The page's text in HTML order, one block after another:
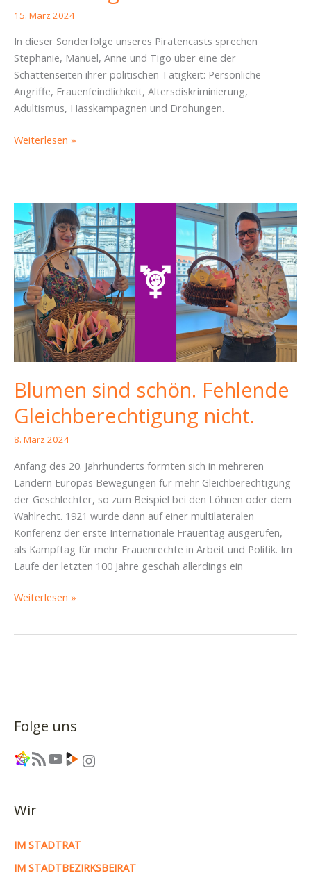
15. März 2024
In dieser Sonderfolge unseres Piratencasts sprechen
Stephanie, Manuel, Anne und Tigo über eine der
Schattenseiten ihrer politischen Tätigkeit: Persönliche
Angriffe, Frauenfeindlichkeit, Altersdiskriminierung,
Adultismus, Hasskampagnen und Drohungen.
Triggerwarnung:
&
Drohungen
–
Sonderfolge
Piratencast
#52
Weiterlesen »
Blumen sind schön. Fehlende
Gleichberechtigung nicht.
8. März 2024
Anfang des 20. Jahrhunderts formten sich in mehreren
Ländern Europas Bewegungen für mehr Gleichberechtigung
der Geschlechter, so zum Beispiel bei den Löhnen oder dem
Wahlrecht. 1921 wurde dann auf einer multilateralen
Konferenz der erste Internationale Frauentag ausgerufen,
als Kampftag für mehr Frauenrechte in Arbeit und Politik. Im
Laufe der letzten 100 Jahre geschah allerdings ein
Blumen
Weiterlesen »
Folge uns
Link RSS-Feed YouTube Link Instagram
Wir
IM STADTRAT
IM STADTBEZIRKSBEIRAT